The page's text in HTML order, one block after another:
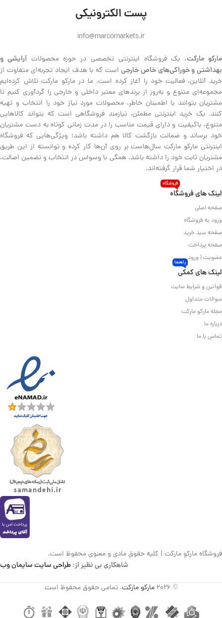
پست الکترونیکی
info@marcomarkets.ir
مارکو مارکت، یک فروشگاه اینترنتی تخصصی در حوزه محصولاتآرایشی و
بهداشتی و خوراکی‌های خاص خارجیاست که با هدف ایجاد تجربه‌ای متفاوت از
خرید آنلاین، فعالیت خود را آغاز کرده است. ما در مارکو مارکت تلاش کرده‌ایم
مجموعه‌ای متنوع و به‌روز از برندهای معتبر داخلی و خارجی را گردآوری کنیم تا
مشتریان بتوانند با اطمینان خاطر، محصولات مورد نیاز خود را انتخاب و تهیه
کنند. یک خرید اینترنتی مطمئن، نیازمند فروشگاهی است که بتواند کالاهایی
متنوع، باکیفیت و دارای قیمت مناسب را در مدت زمانی کوتاه به دست مشتریان
خود برساند و ضمانت بازگشت کالا هم داشته باشد؛ ویژگی‌هایی که فروشگاه
اینترنتی مارکو مارکت سال‌هاست بر روی آن‌ها کار کرده و توانسته از این طریق
مشتریان ثابت خود را داشته باشد. همگی با وسواس در انتخاب و تضمین اصالت،
در اختیار شما قرار گرفته‌اند.
لینک های فروشگاه
فروشگاه
صفحه اصلی
ورود به فروشگاه
صفحه سبد خرید
صفحه پرداخت
عضویت | ورود
لینک های کمکی
راهنما
قوانین و شرایط سایت
سوالات متداول
مجله مارکو مارکت
درباره ما
تماس با ما
فروشگاه مارکو مارکت | کلیه حقوق مادی و معنوی محفوظ است.
شاهکاری بی نظیر از:طراحی سایت سایمان وب
© 2026 مارکو مارکت. تمامی حقوق محفوظ است